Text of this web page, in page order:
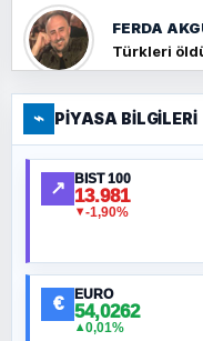
FERDA
Türkleri
FERHAT
Ankara
Ortadoğu
MURAT
⌁ PIYASA BILGILERI
↗ BIST 100
13.981
▼-1,90%
€ EURO
54,0262
▲0,01%